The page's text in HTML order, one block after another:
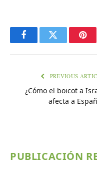
FacebookTwitter
PREVIOUS
¿Cómo el boicot a
afecta a
PUBLICACIÓN